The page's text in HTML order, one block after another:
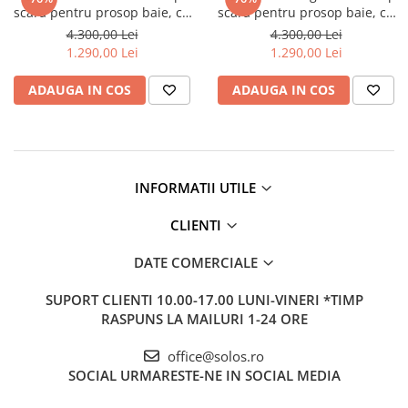
Baterii lavoar montare pe tavan
Baterii pentru bideu
Robinete baie
Robinete coltar
Robinete de trecere
scara pentru prosop baie, cu
sertat, culoare mat | 66159
4.300,00 Lei
1.290,00 Lei
ADAUGA IN COS
scara pentru prosop baie, cu
sertat, culoare mat | 66161
4.300,00 Lei
1.290,00 Lei
ADAUGA IN COS
INFORMATII UTILE
CLIENTI
DATE COMERCIALE
SUPORT CLIENTI 10.00-17.00 LUNI-VINERI *TIMP
RASPUNS LA MAILURI 1-24 ORE
office@solos.ro
SOCIAL URMARESTE-NE IN SOCIAL MEDIA